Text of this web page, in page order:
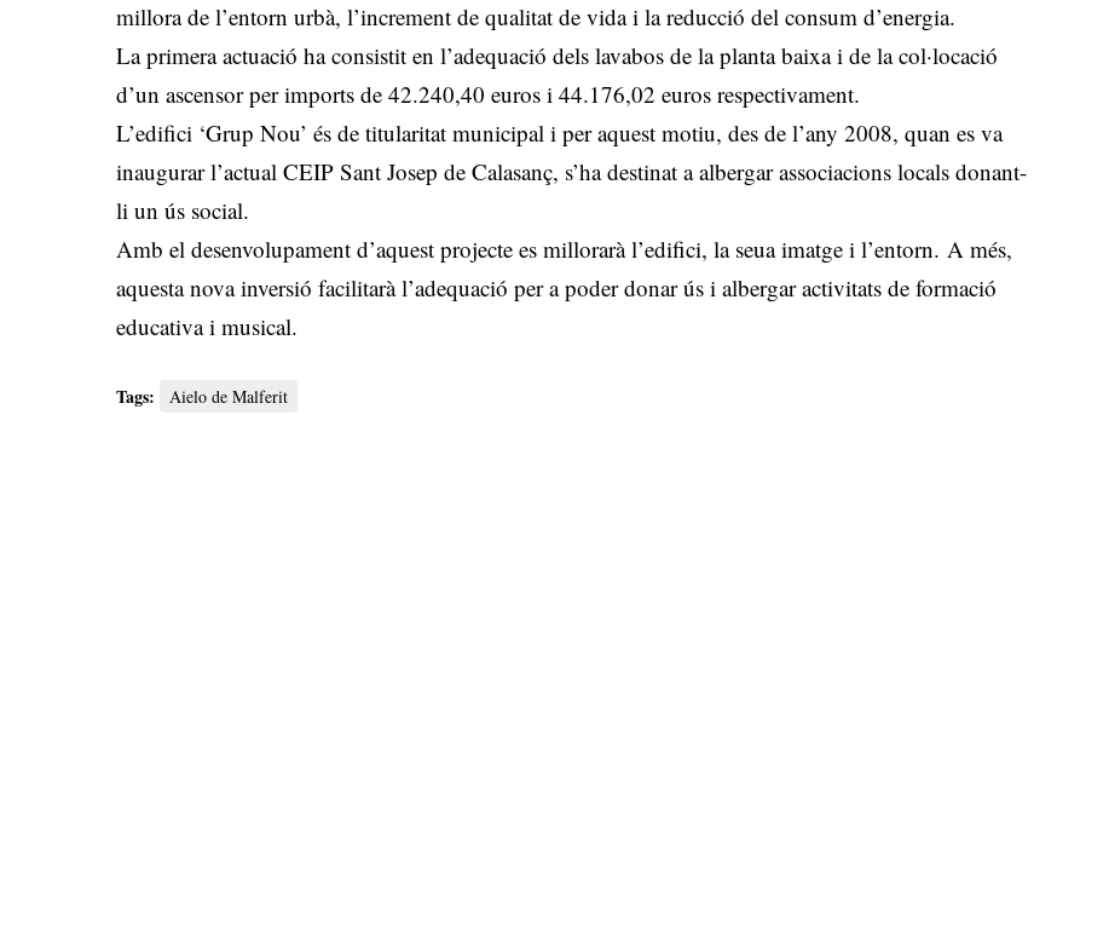
millora de l’entorn urbà, l’increment de qualitat de vida i la reducció del consum d’energia.
La primera actuació ha consistit en l’adequació dels lavabos de la planta baixa i de la col·locació
d’un ascensor per imports de 42.240,40 euros i 44.176,02 euros respectivament.
L’edifici ‘Grup Nou’ és de titularitat municipal i per aquest motiu, des de l’any 2008, quan es va
inaugurar l’actual CEIP Sant Josep de Calasanç, s’ha destinat a albergar associacions locals donant-
li un ús social.
Amb el desenvolupament d’aquest projecte es millorarà l’edifici, la seua imatge i l’entorn. A més,
aquesta nova inversió facilitarà l’adequació per a poder donar ús i albergar activitats de formació
educativa i musical.
Tags: Aielo de Malferit